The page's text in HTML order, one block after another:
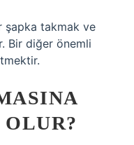
şapka takmak ve
Bir diğer önemli